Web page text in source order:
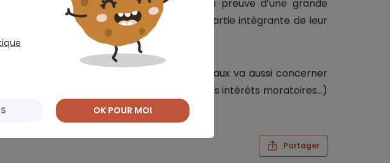
arguant que les compagnies font déjà preuve d’une grande
entièrement les autres frais fait partie intégrante de leur
et de suppression des frais jugés déloyaux va aussi concerner
celui de la banque (les découverts, les intérêts moratoires…)
internet.
Partager
OK POUR MOI